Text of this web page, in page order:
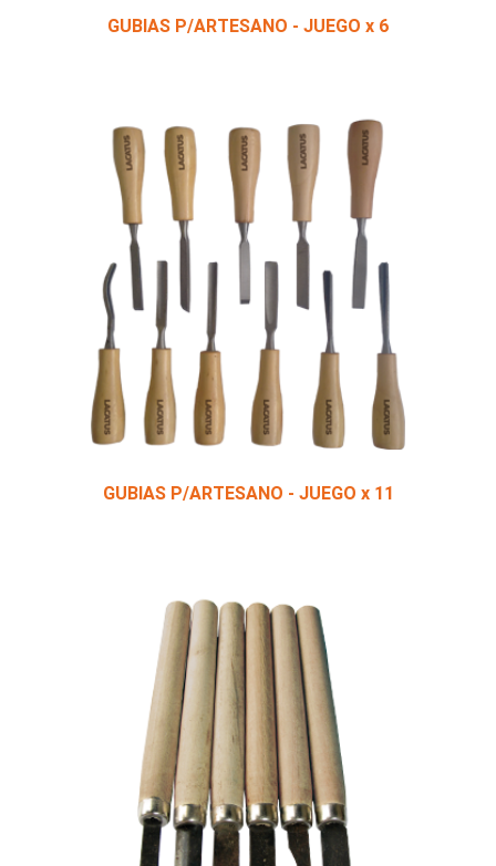
GUBIAS P/ARTESANO - JUEGO x 6
GUBIAS P/ARTESANO - JUEGO x 11